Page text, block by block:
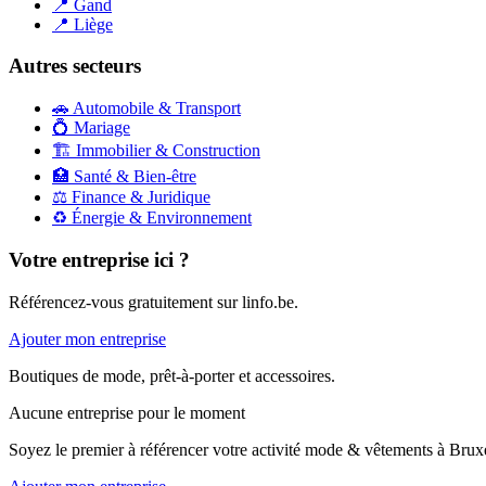
📍 Gand
📍 Liège
Autres secteurs
🚗 Automobile & Transport
💍 Mariage
🏗️ Immobilier & Construction
🏥 Santé & Bien-être
⚖️ Finance & Juridique
♻️ Énergie & Environnement
Votre entreprise ici ?
Référencez-vous gratuitement sur linfo.be.
Ajouter mon entreprise
Boutiques de mode, prêt-à-porter et accessoires.
Aucune entreprise pour le moment
Soyez le premier à référencer votre activité mode & vêtements à